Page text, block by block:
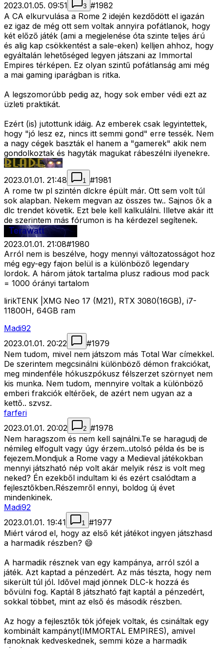
2023.01.05. 09:51
3 #1982
A CA elkurvulása a Rome 2 idején kezdődött el igazán
ez igaz de még ott sem voltak annyira pofátlanok, hogy
két előző játék (ami a megjelenése óta szinte teljes árú
és alig kap csökkentést a sale-eken) kelljen ahhoz, hogy
egyáltalán lehetőséged legyen játszani az Immortal
Empires térképen. Ez olyan szintű pofátlanság ami még
a mai gaming iparágban is ritka.
A legszomorúbb pedig az, hogy sok ember védi ezt az
üzleti praktikát.
Ezért (is) jutottunk idáig. Az emberek csak legyintettek,
hogy "jó lesz ez, nincs itt semmi gond" erre tessék. Nem
a nagy cégek baszták el hanem a "gamerek" akik nem
gondolkoztak és hagyták magukat rábeszélni ilyenekre.
2023.01.01. 21:48 1 #1981
A rome tw pl szintén dlckre épült már. Ott sem volt túl
sok alapban. Nekem megvan az összes tw.. Sajnos ők a
dlc trendet követik. Ezt bele kell kalkulálni. Illetve akár itt
de szerintem más fórumon is ha kérdezel segítenek.
2023.01.01. 21:08#1980
Arról nem is beszélve, hogy mennyi változatosságot hoz
még egy-egy fajon belül is a különböző legendary
lordok. A három játok tartalma plusz radious mod pack
= 1000 órányi tartalom
lirikTENK |XMG Neo 17 (M21), RTX 3080(16GB), i7-
11800H, 64GB ram
Madi92
2023.01.01. 20:22
#1979
Nem tudom, mivel nem játszom más Total War címekkel.
De szerintem megcsinálni különböző démon frakciókat,
meg mindenféle hókuszpókusz félszerzet szörnyet nem
kis munka. Nem tudom, mennyire voltak a különböző
emberi frakciók eltérőek, de azért nem ugyan az a
kettő.. szvsz.
farferi
2023.01.01. 20:02
2 #1978
Nem haragszom és nem kell sajnálni.Te se haragudj de
némileg elfogult vagy úgy érzem..utolsó példa és be is
fejezem.Mondjuk a Rome vagy a Medieval játékokban
mennyi játszható nép volt akár melyik rész is volt meg
neked? Én ezekből indultam ki és ezért csalódtam a
fejlesztőkben.Részemről ennyi, boldog új évet
mindenkinek.
Madi92
2023.01.01. 19:41
1 #1977
Miért várod el, hogy az első két játékot ingyen játszhasd
a harmadik részben? 😄
A harmadik résznek van egy kampánya, arról szól a
játék. Azt kaptad a pénzedért. Az más tészta, hogy nem
sikerült túl jól. Idővel majd jönnek DLC-k hozzá és
bővülni fog. Kaptál 8 játszható fajt kaptál a pénzedért,
sokkal többet, mint az első és második részben.
Az hogy a fejlesztők tök jófejek voltak, és csináltak egy
kombinált kampányt(IMMORTAL EMPIRES), amivel
fanoknak kedveskednek, semmi köze a harmadik